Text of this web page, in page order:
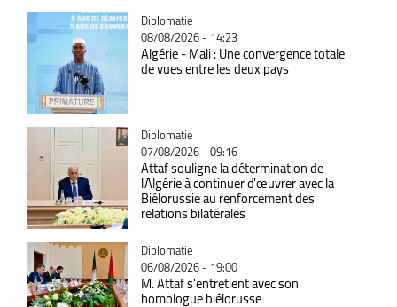
Catégorie
Diplomatie
08/08/2026 - 14:23
Algérie - Mali : Une convergence totale
de vues entre les deux pays
Catégorie
Diplomatie
07/08/2026 - 09:16
Attaf souligne la détermination de
l'Algérie à continuer d'œuvrer avec la
Biélorussie au renforcement des
relations bilatérales
Catégorie
Diplomatie
06/08/2026 - 19:00
M. Attaf s'entretient avec son
homologue biélorusse